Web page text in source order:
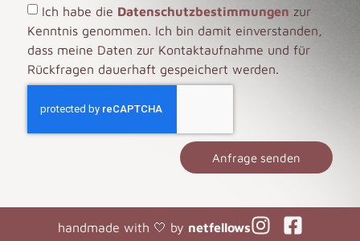
Ich habe die Datenschutzbestimmungen zur
Kenntnis genommen. Ich bin damit einverstanden,
dass meine Daten zur Kontaktaufnahme und für
Rückfragen dauerhaft gespeichert werden.
Anfrage senden
handmade with 🤍 by netfellows